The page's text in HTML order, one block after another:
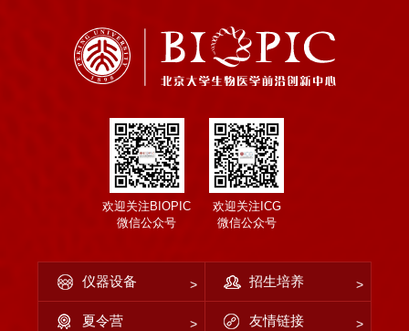
欢迎关注BIOPIC
微信公众号
欢迎关注ICG
微信公众号
仪器设备 招生培养
夏令营 友情链接